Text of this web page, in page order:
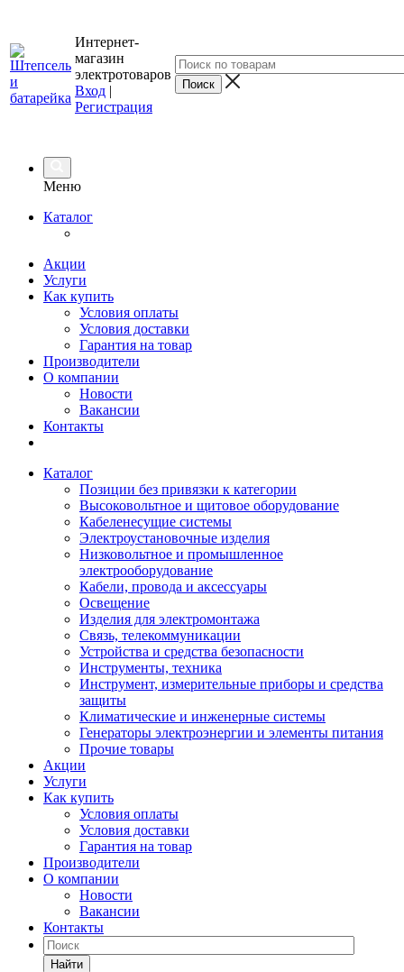
Интернет-
магазин
электротоваров
Вход |
Регистрация
Меню
Каталог
Акции
Услуги
Как купить
Условия оплаты
Условия доставки
Гарантия на товар
Производители
О компании
Новости
Вакансии
Контакты
Каталог
Позиции без привязки к категории
Высоковольтное и щитовое оборудование
Кабеленесущие системы
Электроустановочные изделия
Низковольтное и промышленное
электрооборудование
Кабели, провода и аксессуары
Освещение
Изделия для электромонтажа
Связь, телекоммуникации
Устройства и средства безопасности
Инструменты, техника
Инструмент, измерительные приборы и средства
защиты
Климатические и инженерные системы
Генераторы электроэнергии и элементы питания
Прочие товары
Акции
Услуги
Как купить
Условия оплаты
Условия доставки
Гарантия на товар
Производители
О компании
Новости
Вакансии
Контакты
Найти